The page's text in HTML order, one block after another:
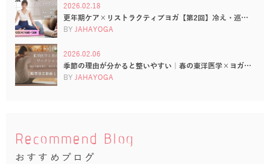
2026.02.18
更年期ケア×リストラクティブヨガ【第2回】冷え・巡…
BY JAHAYOGA
2026.02.06
季節の理由が分かると整いやすい｜春の東洋医学×ヨガ…
BY JAHAYOGA
Recommend Blog
おすすめブログ